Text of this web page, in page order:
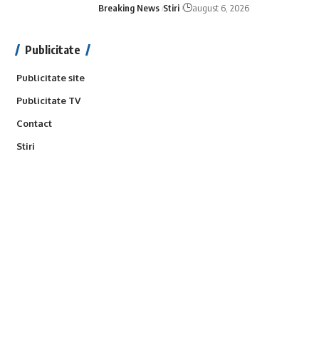
Breaking News Stiri august 6, 2026
Publicitate
Publicitate site
Publicitate TV
Contact
Stiri